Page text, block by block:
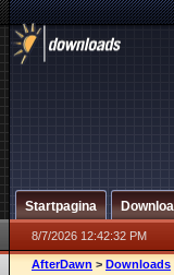
Startpagina
8/7/2026 12:42:32 PM
AfterDawn > Downloads